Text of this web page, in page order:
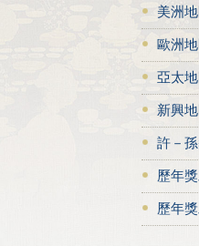
美洲
歐洲
亞太
新興
許－
歷年
歷年